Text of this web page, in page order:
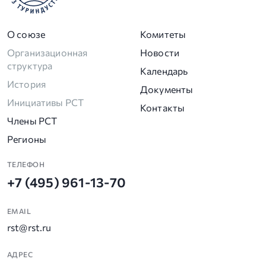
О союзе
Организационная
структура
История
Инициативы РСТ
Члены РСТ
Регионы
Комитеты
Новости
Календарь
Документы
Контакты
ТЕЛЕФОН
+7 (495) 961-13-70
EMAIL
rst@rst.ru
АДРЕС